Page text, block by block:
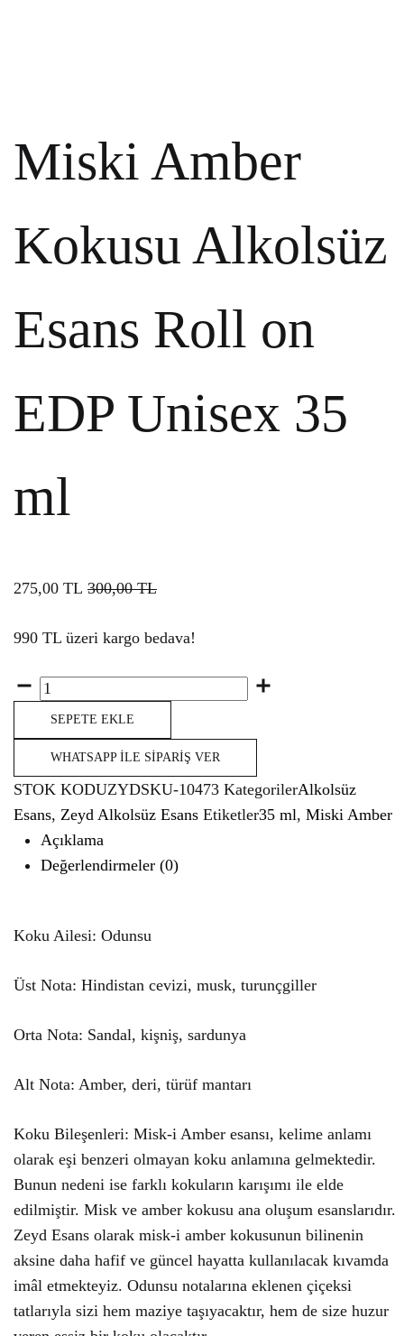
Miski Amber
Kokusu Alkolsüz
Esans Roll on
EDP Unisex 35
ml
275,00 TL 300,00TL
990 TL üzeri kargo bedava!
Miktar
SEPETE EKLE
WHATSAPP İLE SIPARIŞ VER
STOK KODUZYDSKU-10473 KategorilerAlkolsüz
Esans, Zeyd Alkolsüz Esans Etiketler35 ml, Miski Amber
Açıklama
Değerlendirmeler (0)
Koku Ailesi: Odunsu
Üst Nota: Hindistan cevizi, musk, turunçgiller
Orta Nota: Sandal, kişniş, sardunya
Alt Nota: Amber, deri, türüf mantarı
Koku Bileşenleri: Misk-i Amber esansı, kelime anlamı
olarak eşi benzeri olmayan koku anlamına gelmektedir.
Bunun nedeni ise farklı kokuların karışımı ile elde
edilmiştir. Misk ve amber kokusu ana oluşum esanslarıdır.
Zeyd Esans olarak misk-i amber kokusunun bilinenin
aksine daha hafif ve güncel hayatta kullanılacak kıvamda
imâl etmekteyiz. Odunsu notalarına eklenen çiçeksi
tatlarıyla sizi hem maziye taşıyacaktır, hem de size huzur